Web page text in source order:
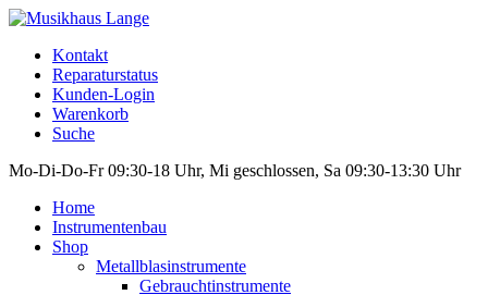
Kontakt
Reparaturstatus
Kunden-Login
Warenkorb
Suche
Mo-Di-Do-Fr 09:30-18 Uhr, Mi geschlossen, Sa 09:30-13:30 Uhr
Home
Instrumentenbau
Shop
Metallblasinstrumente
Gebrauchtinstrumente